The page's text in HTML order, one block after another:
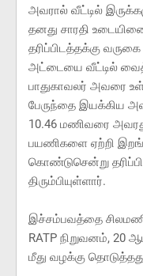
அவரால் வீட்டில்
தனது சாரதி
தரிப்பிடத்தக்கு
அட்டையை வீட்டில்
பாதுகாவலர் அவரை
பேருந்தை இயக்கிய
10.46 மணிவரை
பயணிகளை ஏற்றி
கொண்டுசென்று
திரும்பியுள்ளார்.
இச்சம்பவத்தை
RATP நிறுவனம், 20
மீது வழக்கு